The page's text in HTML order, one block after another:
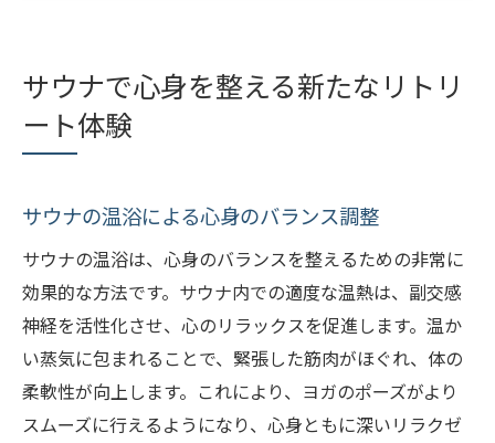
健康促進に向けたサウナの新しい取り組み
ヨガとサウナの融合で得られる深いリラクゼー
ヨガとサウナの組み合わせが生むリラクゼ
深い呼吸がもたらす心の安定
サウナ後のヨガセッションの効果
心身の調和を目指したヨガとサウナ
リラクゼーションを深めるサウナヨガの実
践法
サウナで心身を整える新たなリトリ
ート体験
サウナの温浴による心身のバランス調整
サウナの温浴は、心身のバランスを整えるための非常に
効果的な方法です。サウナ内での適度な温熱は、副交感
神経を活性化させ、心のリラックスを促進します。温か
い蒸気に包まれることで、緊張した筋肉がほぐれ、体の
柔軟性が向上します。これにより、ヨガのポーズがより
スムーズに行えるようになり、心身ともに深いリラクゼ